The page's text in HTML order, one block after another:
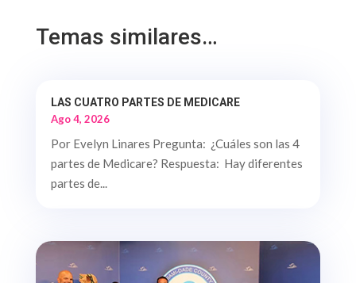
Temas similares…
LAS CUATRO PARTES DE MEDICARE
Ago 4, 2026
Por Evelyn Linares Pregunta: ¿Cuáles son las 4
partes de Medicare? Respuesta: Hay diferentes
partes de...